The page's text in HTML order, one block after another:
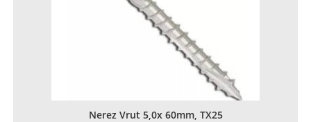
Nerez Vrut 5,0x 60mm, TX25